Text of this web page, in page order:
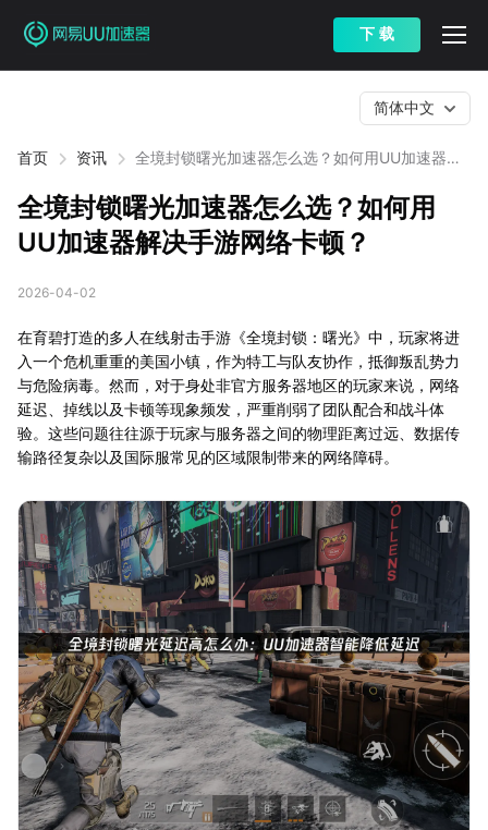
下 载
首页 资讯
全境封锁曙光加速器怎么选？如何用UU加速器解
简体中文
全境封锁曙光加速器怎么选？如何用
UU加速器解决手游网络卡顿？
2026-04-02
在育碧打造的多人在线射击手游《全境封锁：曙光》中，玩家将进
入一个危机重重的美国小镇，作为特工与队友协作，抵御叛乱势力
与危险病毒。然而，对于身处非官方服务器地区的玩家来说，网络
延迟、掉线以及卡顿等现象频发，严重削弱了团队配合和战斗体
验。这些问题往往源于玩家与服务器之间的物理距离过远、数据传
输路径复杂以及国际服常见的区域限制带来的网络障碍。